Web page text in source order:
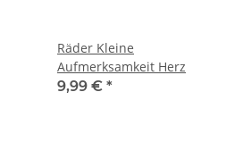
Räder Kleine
Aufmerksamkeit Herz
9,99 € *